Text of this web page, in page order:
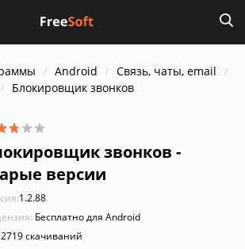
Android
Связь, чаты, email
Блокировщик звонков
звонков -
версии
1.2.88
Бесплатно для Android
2719 скачиваний